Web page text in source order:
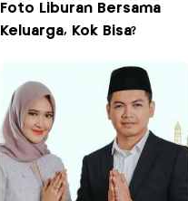
Foto Liburan Bersama
Keluarga, Kok Bisa?